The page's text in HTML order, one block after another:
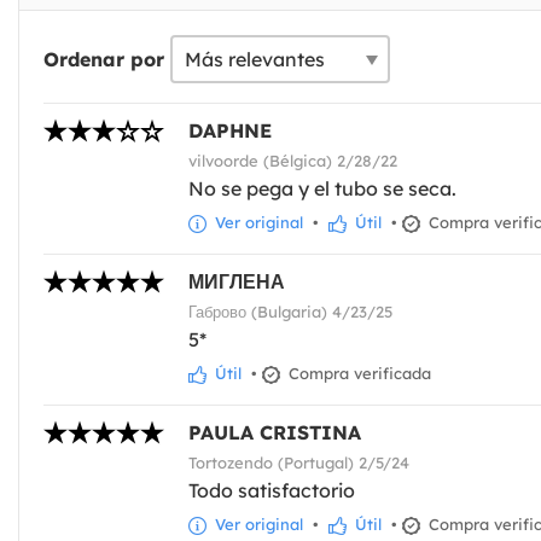
Ordenar por
DAPHNE
vilvoorde (Bélgica) 2/28/22
No se pega y el tubo se seca.
Ver original • Útil • Compra
МИГЛЕНА
Габрово (Bulgaria) 4/23/25
5*
Útil • Compra verificada
PAULA CRISTINA
Tortozendo (Portugal) 2/5/24
Todo satisfactorio
Ver original • Útil • Compra